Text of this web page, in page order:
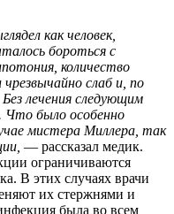
как человек,
бороться с
количество
слаб и, по
лечения следующим
было особенно
мистера Миллера, так
— рассказал медик.
ограничиваются
В этих случаях врачи
их стержнями и
была во всем